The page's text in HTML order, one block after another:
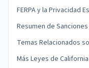
FERPA y la Privacidad
Resumen de Sanciones
Temas Relacionados
Más Leyes de California